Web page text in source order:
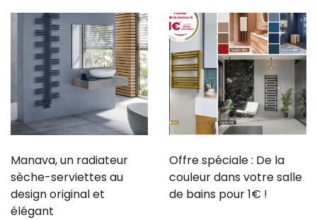
Manava, un radiateur
sèche-serviettes au
design original et
élégant
Offre spéciale : De la
couleur dans votre salle
de bains pour 1€ !